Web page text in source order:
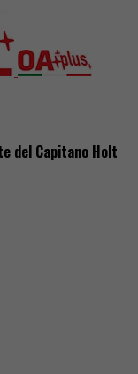
del Capitano Holt